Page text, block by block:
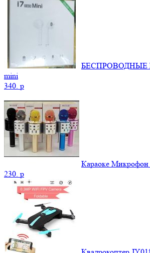
mini
340. p
Караоке Микрофон
230. p